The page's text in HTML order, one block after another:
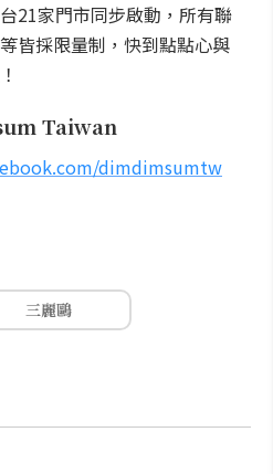
21家門市同步啟動，所有聯
皆採限量制，快到點點心與
Taiwan
dimdimsumtw
三麗鷗